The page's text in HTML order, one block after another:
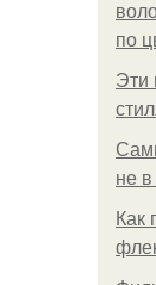
по
Эти
не
Как